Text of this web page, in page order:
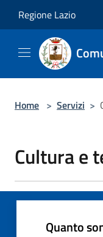
Regione Lazio
Home > Servizi >
Cultura e
Quanto